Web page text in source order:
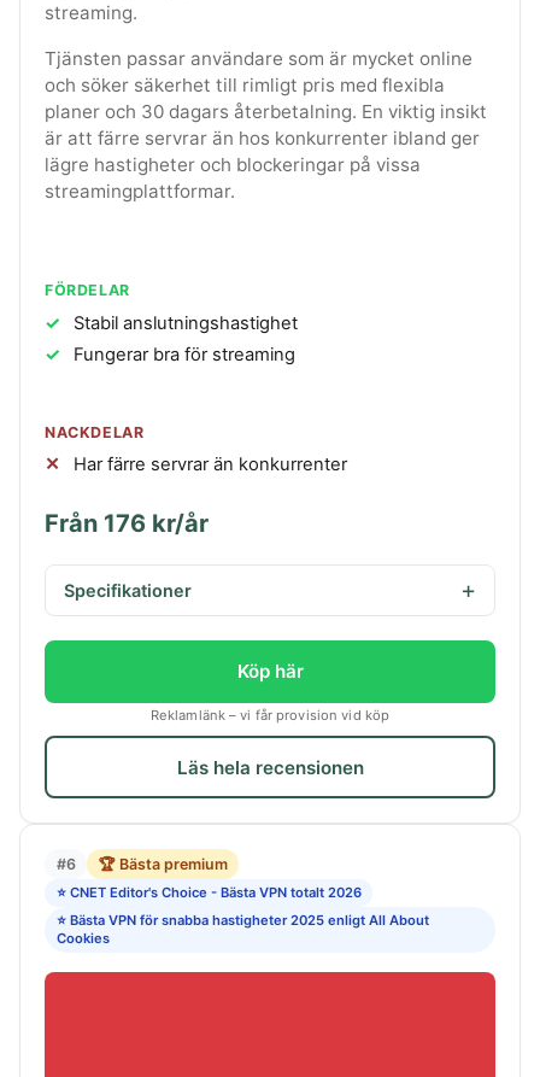
streaming.
Tjänsten passar användare som är mycket online
och söker säkerhet till rimligt pris med flexibla
planer och 30 dagars återbetalning. En viktig insikt
är att färre servrar än hos konkurrenter ibland ger
lägre hastigheter och blockeringar på vissa
streamingplattformar.
FÖRDELAR
Stabil anslutningshastighet
Fungerar bra för streaming
NACKDELAR
Har färre servrar än konkurrenter
Från 176 kr/år
Specifikationer
Köp här
Reklamlänk – vi får provision vid köp
Läs hela recensionen
#6 🏆 Bästa premium
⭐ CNET Editor's Choice - Bästa VPN totalt 2026
⭐ Bästa VPN för snabba hastigheter 2025 enligt All About
Cookies